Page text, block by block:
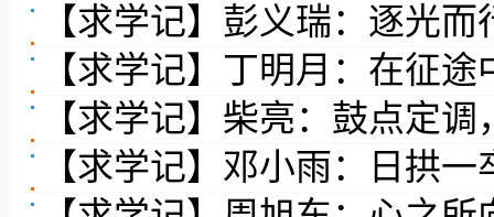
【求学记】彭义瑞：逐光
【求学记】丁明月：在征途
【求学记】柴亮：鼓点定
【求学记】邓小雨：日拱